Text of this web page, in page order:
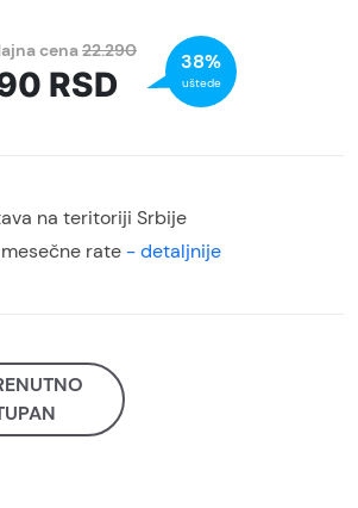
cena22.290
RSD
38%
uštede
na teritoriji Srbije
rate - detaljnije